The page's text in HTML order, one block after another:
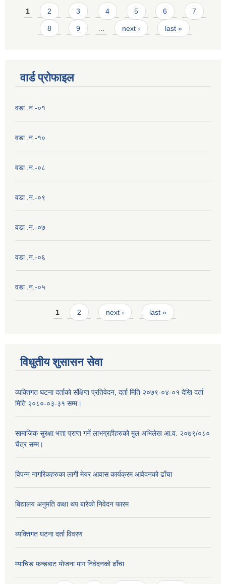
Pages
1 2 3 4 5 6 7
8 9 next › last »
वार्ड प्राेफाइल
वडा .न.-०१
वडा .न.-१०
वडा .न.-०८
वडा .न.-०९
वडा .न.-०७
वडा .न.-०६
वडा .न.-०५
Pages1 2 next › last »
विधुतीय शुसासन सेवा
व्यक्तिगत घटना दर्ताको संक्षिप्त प्रतिवेदन, दर्ता मिति २०७९-०४-०१ देखि दर्ता
मिति २०८०-०३-३१ सम्म।
सामाजिक सुरक्षा भत्ता प्राप्त गर्ने लाभग्रहीहरुको मुल अभिलेख आ.व. २०७९/०८०
चैत्र सम्म।
विपन्न नागरिकहरुका लागी मेयर आवास कार्यक्रम आवेदनको ढाँचा
बिद्यालय अनुमति कक्षा थप बारेकाे निवेदन फारम
ब्यक्तिगत घटना दर्ता विवरण
म्याचिङ फन्डबाट याेजना माग निवेदनकाे ढाँचा